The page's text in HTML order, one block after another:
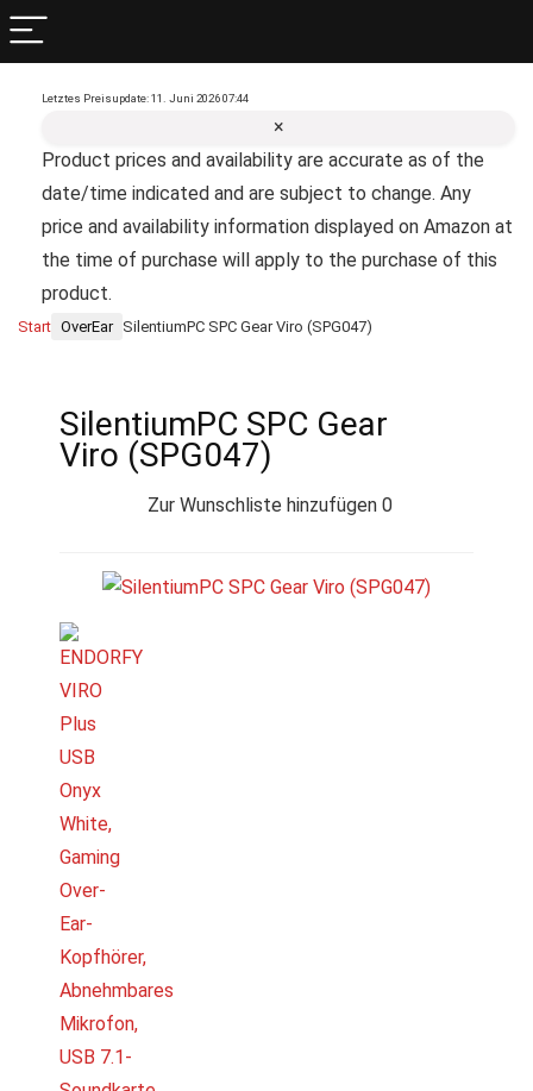
Letztes Preisupdate: 11. Juni 2026 07:44
×
Product prices and availability are accurate as of the
date/time indicated and are subject to change. Any
price and availability information displayed on Amazon at
the time of purchase will apply to the purchase of this
product.
Start OverEar SilentiumPC SPC Gear Viro (SPG047)
SilentiumPC SPC Gear
Viro (SPG047)
Zur Wunschliste hinzufügen 0